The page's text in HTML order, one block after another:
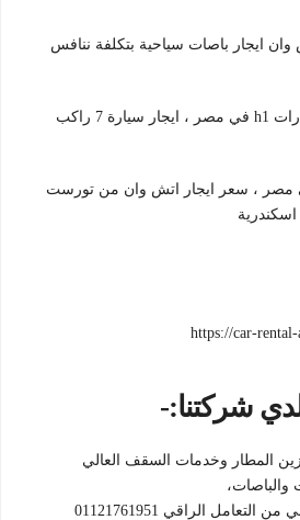
وان ايجار باصات سياحية بتكلفة ننافس
لذلك اتش ون ، ايجار سيارات h1 في مصر ، ايجار سيارة 7 راكب
مصر ، سعر ايجار اتش وان من تورست
اسكندرية
https://car-rental-
شركتنا:-
المطار وخدمات السقف العالي
والباصات،
الراقي 01121761951